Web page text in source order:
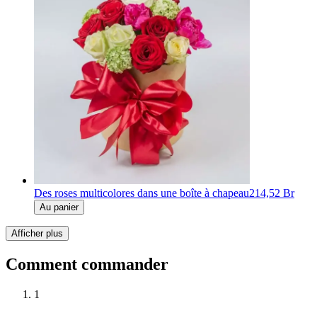
Des roses multicolores dans une boîte à chapeau214,52 Br
Au panier
Afficher plus
Comment commander
1